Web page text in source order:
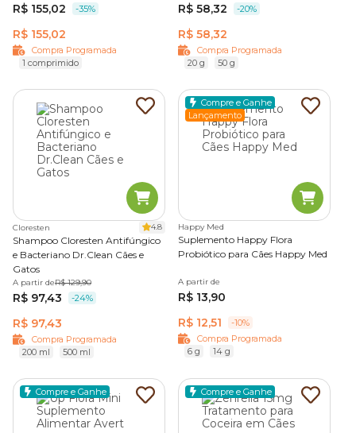
R$ 155,02 -35%
R$ 155,02
Compra Programada
1 comprimido
R$ 58,32 -20%
R$ 58,32
Compra Programada
20 g
50 g
Cloresten 4.8
Shampoo Cloresten Antifúngico
e Bacteriano Dr.Clean Cães e
Gatos
A partir deR$ 129,90
R$ 97,43 -24%
R$ 97,43
Compra Programada
200 ml
500 ml
Compre e Ganhe
Lançamento
Happy Med
Suplemento Happy Flora
Probiótico para Cães Happy Med
A partir de
R$ 13,90
R$ 12,51
-10%
Compra Programada
6 g
14 g
Compre e Ganhe Compre e Ganhe